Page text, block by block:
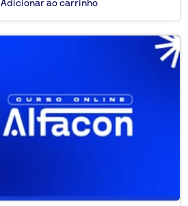
Adicionar ao carrinho